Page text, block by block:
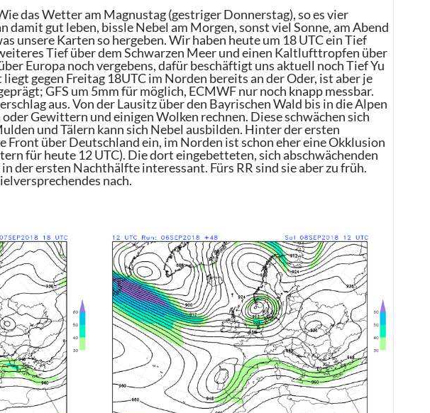
das Wetter am Magnustag (gestriger Donnerstag), so es vier
damit gut leben, bissle Nebel am Morgen, sonst viel Sonne, am Abend
unsere Karten so hergeben. Wir haben heute um 18 UTC ein Tief
Tief über dem Schwarzen Meer und einen Kaltlufttropfen über
Europa noch vergebens, dafür beschäftigt uns aktuell noch Tief Yu
gegen Freitag 18UTC im Norden bereits an der Oder, ist aber je
GFS um 5mm für möglich, ECMWF nur noch knapp messbar.
aus. Von der Lausitz über den Bayrischen Wald bis in die Alpen
Gewittern und einigen Wolken rechnen. Diese schwächen sich
und Tälern kann sich Nebel ausbilden. Hinter der ersten
über Deutschland ein, im Norden ist schon eher eine Okklusion
für heute 12 UTC). Die dort eingebetteten, sich abschwächenden
der ersten Nachthälfte interessant. Fürs RR sind sie aber zu früh.
nach.